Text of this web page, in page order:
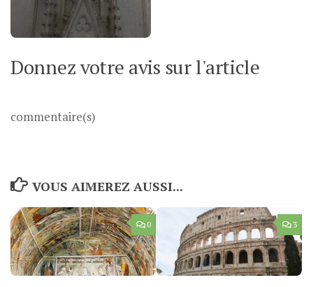
Donnez votre avis sur l'article
commentaire(s)
VOUS AIMEREZ AUSSI...
0 3